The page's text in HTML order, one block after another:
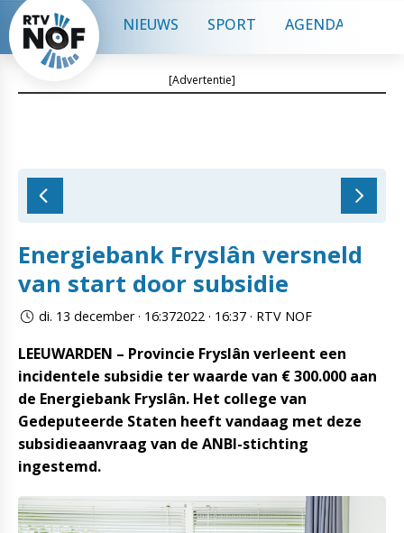
NIEUWS SPORT AGENDA
[Advertentie]
Energiebank Fryslân versneld
van start door subsidie
di. 13 december · 16:372022 · 16:37 · RTV NOF
LEEUWARDEN – Provincie Fryslân verleent een
incidentele subsidie ter waarde van € 300.000 aan
de Energiebank Fryslân. Het college van
Gedeputeerde Staten heeft vandaag met deze
subsidieaanvraag van de ANBI-stichting
ingestemd.